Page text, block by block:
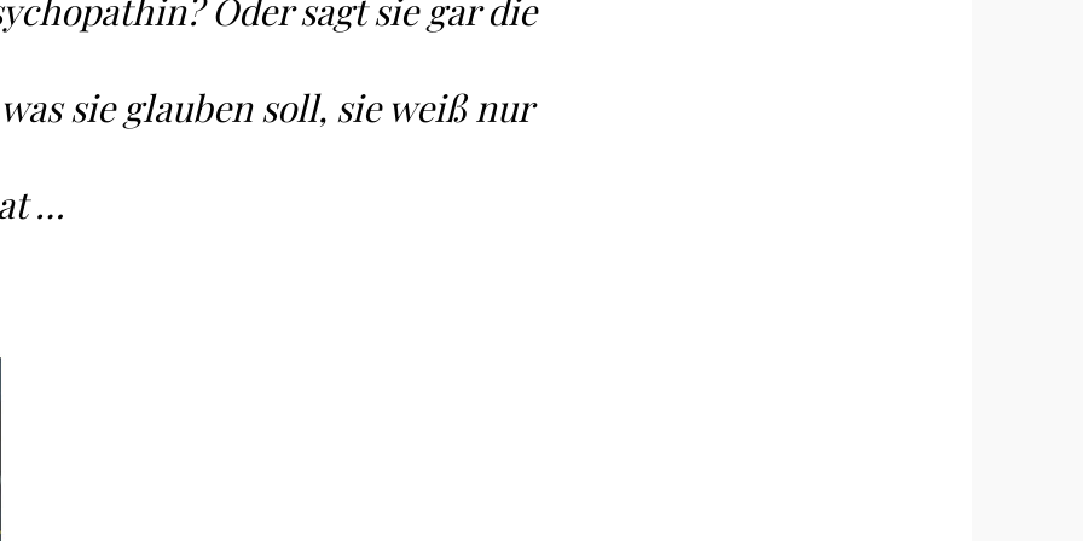
Oder sagt sie gar die
sie glauben soll, sie weiß nur
…